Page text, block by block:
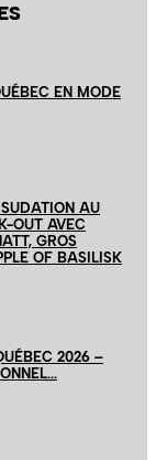
EN MODE
AU
OUT AVEC
GROS
OF BASILISK
2026 –